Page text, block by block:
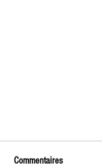
🌱 Vente à la
Commentaires